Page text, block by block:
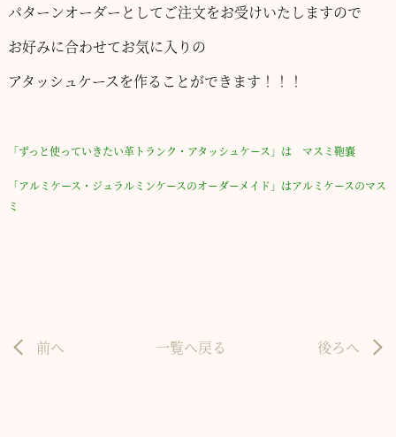
パターンオーダーとしてご注文をお受けいたしますので
お好みに合わせてお気に入りの
アタッシュケースを作ることができます！！！
「ずっと使っていきたい革トランク・アタッシュケース」は マスミ鞄嚢
「アルミケース・ジュラルミンケースのオーダーメイド」はアルミケースのマス
ミ
前へ 一覧へ戻る 後ろへ